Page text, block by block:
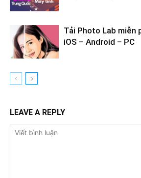
Tải Photo Lab miễn
iOS – Android – PC
LEAVE A REPLY